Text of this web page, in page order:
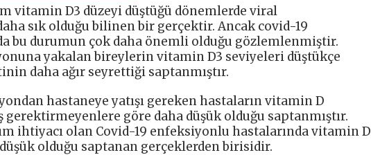
vitamin D3 düzeyi düştüğü dönemlerde viral
sık olduğu bilinen bir gerçektir. Ancak covid-19
bu durumun çok daha önemli olduğu gözlemlenmiştir.
yakalan bireylerin vitamin D3 seviyeleri düştükçe
daha ağır seyrettiği saptanmıştır.
hastaneye yatışı gereken hastaların vitamin D
gerektirmeyenlere göre daha düşük olduğu saptanmıştır.
ihtiyacı olan Covid-19 enfeksiyonlu hastalarında vitamin D
olduğu saptanan gerçeklerden birisidir.